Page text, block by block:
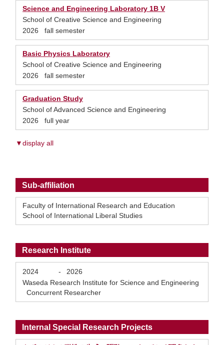
Science and Engineering Laboratory 1B V
School of Creative Science and Engineering
2026 fall semester
Basic Physics Laboratory
School of Creative Science and Engineering
2026 fall semester
Graduation Study
School of Advanced Science and Engineering
2026 full year
▼display all
Sub-affiliation
Faculty of International Research and Education
School of International Liberal Studies
Research Institute
2024 -
2026
Waseda Research Institute for Science and Engineering
Concurrent Researcher
Internal Special Research Projects